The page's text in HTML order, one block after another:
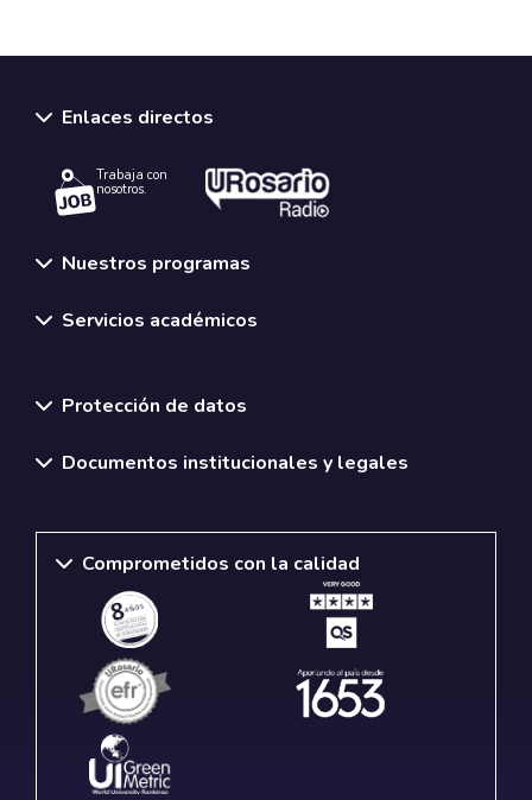
Enlaces directos
Trabaja con
nosotros.
Nuestros programas
Servicios académicos
Protección de datos
Documentos institucionales y legales
Comprometidos con la calidad